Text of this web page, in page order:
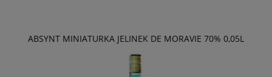
ABSYNT MINIATURKA JELINEK DE MORAVIE 70% 0,05L